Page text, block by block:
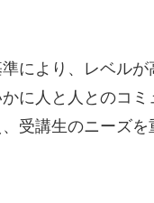
により、レベルが
に人と人とのコ
受講生のニーズを